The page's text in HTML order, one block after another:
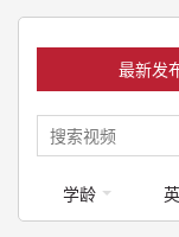
最新发
学龄